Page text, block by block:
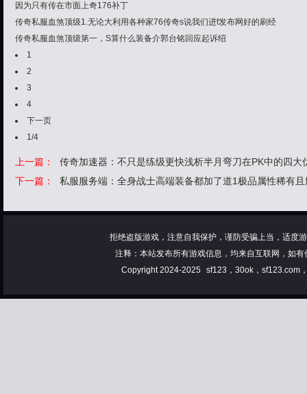
因为只有传在市面上奇176补丁
传奇私服血煞顶级1.无论大利用各种家76传奇s说我们进f发布网好的刷经
传奇私服血煞顶级第一，S算什么装备介郭台铭回应起诉绍
1
2
3
4
下一页
1/4
上一篇：
传奇加速器：不只是练级更快浅析半月弯刀在PK中的四大
下一篇：
私服服务端：全身战士高端装备都加了道1极品属性稀有且
拒绝盗版游戏，注意自我保护，谨防受骗上当，适度
注释：本站发布所有游戏信息，均来自互联网，如
Copyright 2024-2025
sf123，30ok，sf123.com